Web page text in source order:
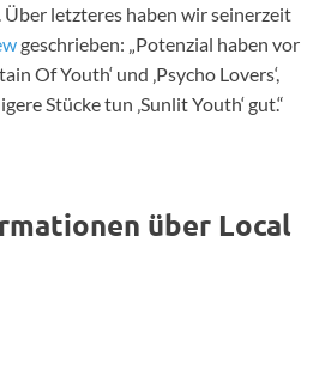
Über letzteres haben wir seinerzeit
geschrieben: „Potenzial haben vor
Of Youth‘ und ‚Psycho Lovers‘,
Stücke tun ‚Sunlit Youth‘ gut.“
über Local